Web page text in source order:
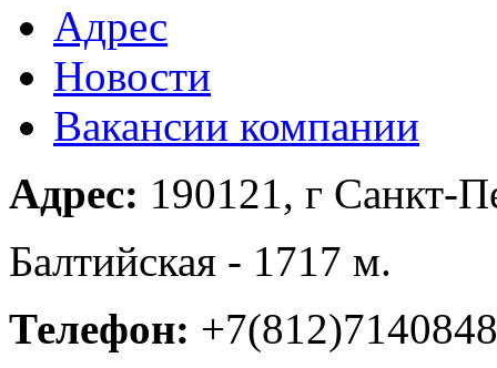
Адрес
Новости
Вакансии компании
Адрес: 190121, г Санкт-
Балтийская - 1717 м.
Телефон: +7(812)7140848